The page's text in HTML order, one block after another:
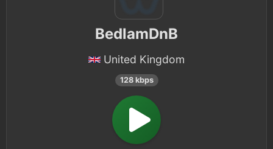
BedlamDnB
United Kingdom
128 kbps